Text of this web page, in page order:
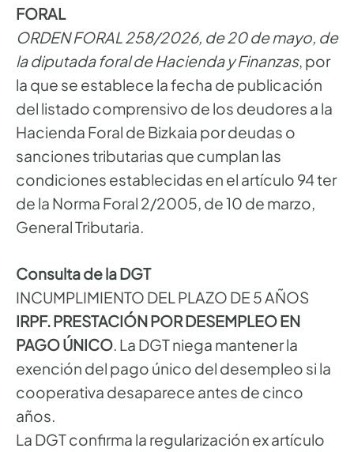
FORAL
ORDEN FORAL 258/2026, de 20 de mayo, de
la diputada foral de Hacienda y Finanzas, por
la que se establece la fecha de publicación
del listado comprensivo de los deudores a la
Hacienda Foral de Bizkaia por deudas o
sanciones tributarias que cumplan las
condiciones establecidas en el artículo 94 ter
de la Norma Foral 2/2005, de 10 de marzo,
General Tributaria.
Consulta de la DGT
INCUMPLIMIENTO DEL PLAZO DE 5 AÑOS
IRPF. PRESTACIÓN POR DESEMPLEO EN
PAGO ÚNICO . La DGT niega mantener la
exención del pago único del desempleo si la
cooperativa desaparece antes de cinco
años.
La DGT confirma la regularización ex artículo